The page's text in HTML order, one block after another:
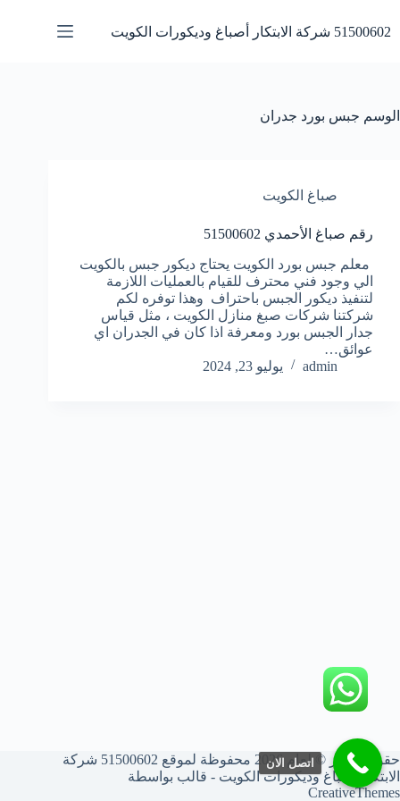
إلى
المحتوى
51500602 شركة الابتكار أصباغ وديكورات الكويت
الوسم جبس بورد جدران
صباغ الكويت
رقم صباغ الأحمدي 51500602
معلم جبس بورد الكويت يحتاج ديكور جبس بالكويت
الي وجود فني محترف للقيام بالعمليات اللازمة
لتنفيذ ديكور الجبس باحتراف وهذا توفره لكم
شركتنا شركات صبغ منازل الكويت ، مثل قياس
جدار الجبس بورد ومعرفة اذا كان في الجدران اي
عوائق…
admin
يوليو 23, 2024
حقوق النشر © لعام 2026 محفوظة لموقع 51500602 شركة
الابتكار أصباغ وديكورات الكويت - قالب بواسطة
CreativeThemes
اتصل الان